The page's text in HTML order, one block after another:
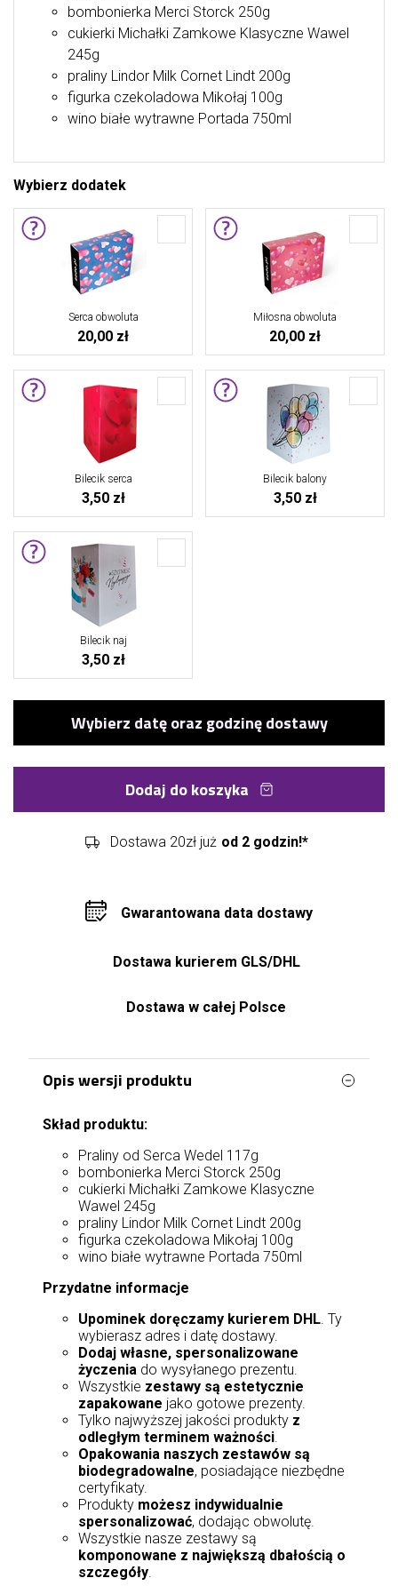
bombonierka Merci Storck 250g
cukierki Michałki Zamkowe Klasyczne Wawel
245g
praliny Lindor Milk Cornet Lindt 200g
figurka czekoladowa Mikołaj 100g
wino białe wytrawne Portada 750ml
Wybierz dodatek
Serca obwoluta
20,00 zł
Miłosna obwoluta
20,00 zł
Bilecik serca
3,50 zł
Bilecik balony
3,50 zł
Bilecik naj
3,50 zł
Dodaj do koszyka
Dostawa 20zł już od 2 godzin!*
Gwarantowana data dostawy
Dostawa kurierem GLS/DHL
Dostawa w całej Polsce
Opis wersji produktu
Skład produktu:
Praliny od Serca Wedel 117g
bombonierka Merci Storck 250g
cukierki Michałki Zamkowe Klasyczne
Wawel 245g
praliny Lindor Milk Cornet Lindt 200g
figurka czekoladowa Mikołaj 100g
wino białe wytrawne Portada 750ml
Przydatne informacje
Upominek doręczamy kurierem DHL. Ty
wybierasz adres i datę dostawy.
Dodaj własne, spersonalizowane
życzenia do wysyłanego prezentu.
Wszystkie zestawy są estetycznie
zapakowane jako gotowe prezenty.
Tylko najwyższej jakości produkty z
odległym terminem ważności.
Opakowania naszych zestawów są
biodegradowalne, posiadające niezbędne
certyfikaty.
Produkty możesz indywidualnie
spersonalizować, dodając obwolutę.
Wszystkie nasze zestawy są
komponowane z największą dbałością o
szczegóły.